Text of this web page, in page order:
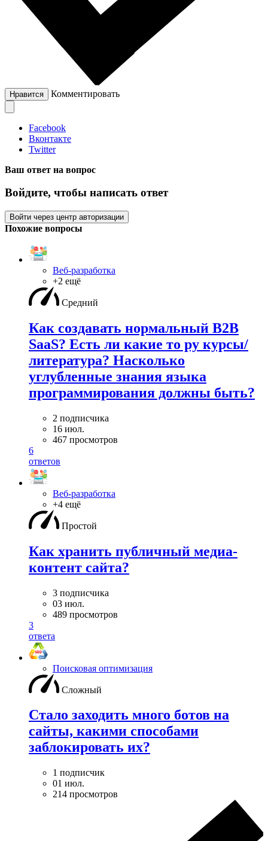
Нравится Комментировать
Facebook
Вконтакте
Twitter
Ваш ответ на вопрос
Войдите, чтобы написать ответ
Войти через центр авторизации
Похожие вопросы
Веб-разработка
+2 ещё
Средний
Как создавать нормальный B2B
SaaS? Есть ли какие то ру курсы/
литература? Насколько
углубленные знания языка
программирования должны быть?
2 подписчика
16 июл.
467 просмотров
6
ответов
Веб-разработка
+4 ещё
Простой
Как хранить публичный медиа-
контент сайта?
3 подписчика
03 июл.
489 просмотров
3
ответа
Поисковая оптимизация
Сложный
Стало заходить много ботов на
сайты, какими способами
заблокировать их?
1 подписчик
01 июл.
214 просмотров